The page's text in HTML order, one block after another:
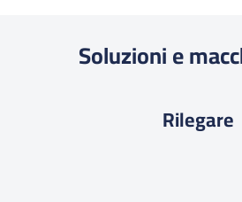
Soluzioni e
Rilegare